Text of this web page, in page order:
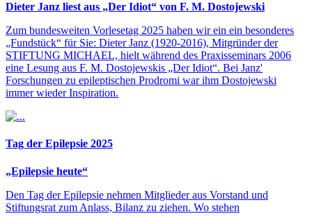
Dieter Janz liest aus „Der Idiot“ von F. M. Dostojewski
Zum bundesweiten Vorlesetag 2025 haben wir ein ein besonderes
„Fundstück“ für Sie: Dieter Janz (1920-2016), Mitgründer der
STIFTUNG MICHAEL, hielt während des Praxisseminars 2006
eine Lesung aus F. M. Dostojewskis „Der Idiot“. Bei Janz'
Forschungen zu epileptischen Prodromi war ihm Dostojewski
immer wieder Inspiration.
Tag der Epilepsie 2025
„Epilepsie heute“
Den Tag der Epilepsie nehmen Mitglieder aus Vorstand und
Stiftungsrat zum Anlass, Bilanz zu ziehen. Wo stehen